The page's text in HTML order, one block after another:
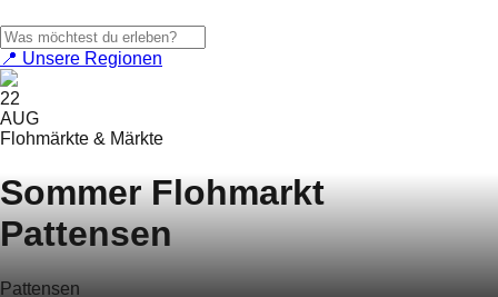
📍 Unsere Regionen
22
AUG
Flohmärkte & Märkte
Sommer Flohmarkt
Pattensen
Pattensen